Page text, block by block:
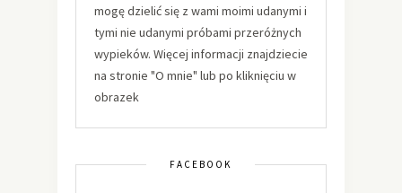
mogę dzielić się z wami moimi udanymi i
tymi nie udanymi próbami przeróżnych
wypieków. Więcej informacji znajdziecie
na stronie "O mnie" lub po kliknięciu w
obrazek
FACEBOOK